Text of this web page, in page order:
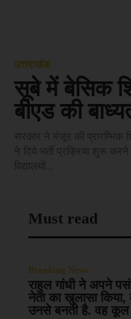
उत्तराखंड
सूबे में बेसिक
बीएड की
Must read
Breaking News
राहुल गांधी ने अपने
नेता का खुलासा किया,
उनसे बनती है. वह कूल